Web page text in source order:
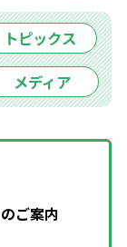
トピックス
メディア
のご案内